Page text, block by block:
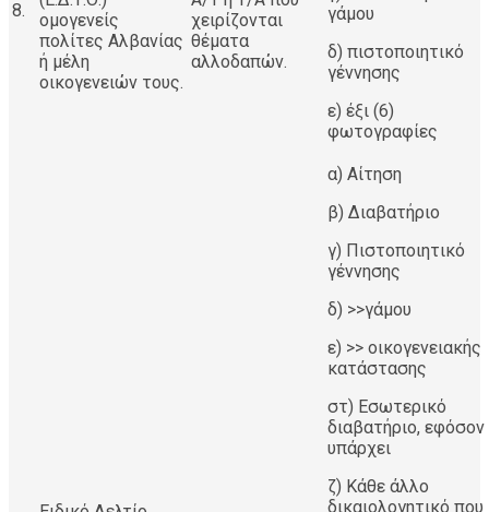
8.
ομογενείς
πολίτες Αλβανίας
ή μέλη
οικογενειών τους.
χειρίζονται
θέματα
αλλοδαπών.
γάμου
δ) πιστοποιητικό
γέννησης
ε) έξι (6)
φωτογραφίες
α) Αίτηση
β) Διαβατήριο
γ) Πιστοποιητικό
γέννησης
δ) >>γάμου
ε) >> οικογενειακής
κατάστασης
στ) Εσωτερικό
διαβατήριο, εφόσον
υπάρχει
ζ) Κάθε άλλο
δικαιολογητικό που